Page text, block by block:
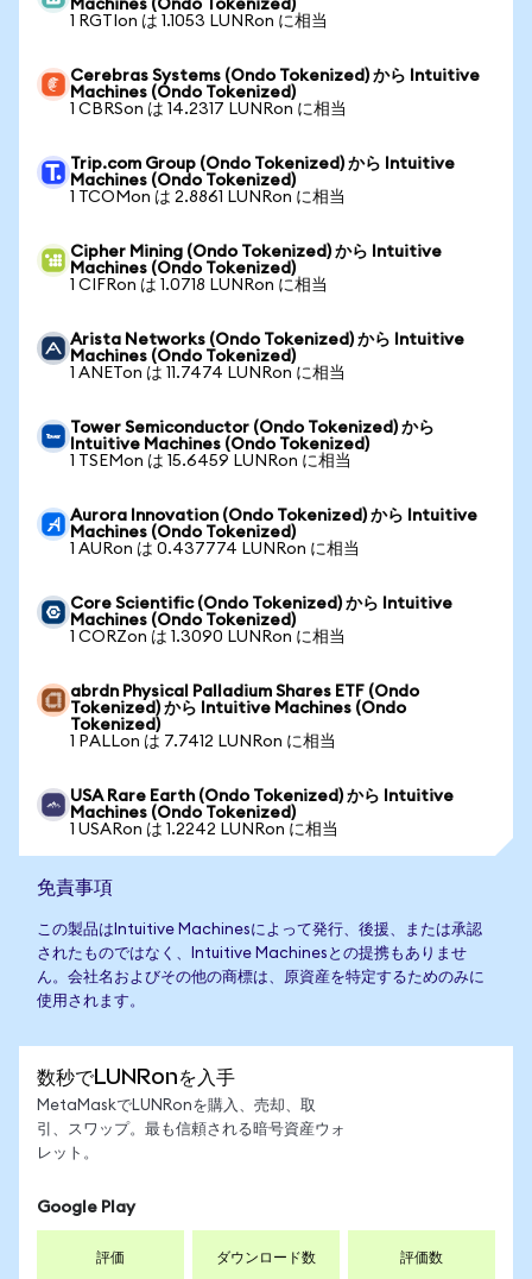
Machines (Ondo Tokenized)
1 RGTIon は 1.1053 LUNRon に相当
Cerebras Systems (Ondo Tokenized) から Intuitive
Machines (Ondo Tokenized)
1 CBRSon は 14.2317 LUNRon に相当
Trip.com Group (Ondo Tokenized) から Intuitive
Machines (Ondo Tokenized)
1 TCOMon は 2.8861 LUNRon に相当
Cipher Mining (Ondo Tokenized) から Intuitive
Machines (Ondo Tokenized)
1 CIFRon は 1.0718 LUNRon に相当
Arista Networks (Ondo Tokenized) から Intuitive
Machines (Ondo Tokenized)
1 ANETon は 11.7474 LUNRon に相当
Tower Semiconductor (Ondo Tokenized) から
Intuitive Machines (Ondo Tokenized)
1 TSEMon は 15.6459 LUNRon に相当
Aurora Innovation (Ondo Tokenized) から Intuitive
Machines (Ondo Tokenized)
1 AURon は 0.437774 LUNRon に相当
Core Scientific (Ondo Tokenized) から Intuitive
Machines (Ondo Tokenized)
1 CORZon は 1.3090 LUNRon に相当
abrdn Physical Palladium Shares ETF (Ondo
Tokenized) から Intuitive Machines (Ondo
Tokenized)
1 PALLon は 7.7412 LUNRon に相当
USA Rare Earth (Ondo Tokenized) から Intuitive
Machines (Ondo Tokenized)
1 USARon は 1.2242 LUNRon に相当
免責事項
この製品はIntuitive Machinesによって発行、後援、または承認
されたものではなく、Intuitive Machinesとの提携もありませ
ん。会社名およびその他の商標は、原資産を特定するためのみに
使用されます。
数秒でLUNRonを入手
MetaMaskでLUNRonを購入、売却、取
引、スワップ。最も信頼される暗号資産ウォ
レット。
Google Play
評価 ダウンロード数 評価数